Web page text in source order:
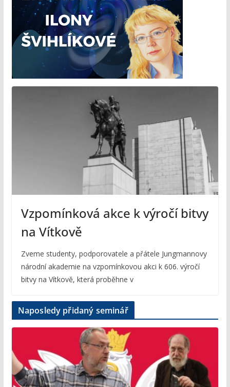
Vzpomínková akce k výročí bitvy
na Vítkově
Zveme studenty, podporovatele a přátele Jungmannovy
národní akademie na vzpomínkovou akci k 606. výročí
bitvy na Vítkově, která proběhne v
Naposledy přidaný seminář